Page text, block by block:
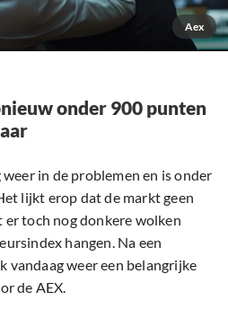
Aex
onder 900 punten
in de problemen en is onder
lijkt erop dat de markt geen
er toch nog donkere wolken
hangen. Na een
vandaag weer een belangrijke
de AEX.